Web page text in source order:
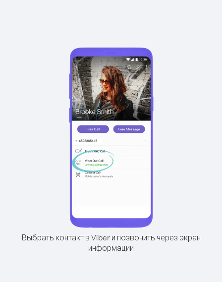
Выбрать контакт в Viber и позвонить через экран
информации